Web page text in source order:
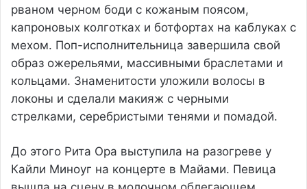
рваном черном боди с кожаным поясом,
капроновых колготках и ботфортах на каблуках с
мехом. Поп-исполнительница завершила свой
образ ожерельями, массивными браслетами и
кольцами. Знаменитости уложили волосы в
локоны и сделали макияж с черными
стрелками, серебристыми тенями и помадой.
До этого Рита Ора выступила на разогреве у
Кайли Миноуг на концерте в Майами. Певица